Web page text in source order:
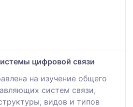
цифровой связи
на изучение общего
систем связи,
видов и типов